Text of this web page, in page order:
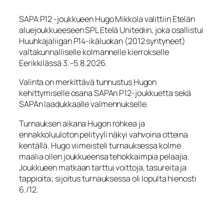
SAPA P12 ‑joukkueen Hugo Mikkola valittiin Etelän
aluejoukkueeseen SPL Etelä Unitediin, joka osallistui
Huuhkajaliigan P14-ikäluokan (2012 syntyneet)
valtakunnalliselle kolmannelle kierrokselle
Eerikkilässä 3.–5.8.2026.
Valinta on merkittävä tunnustus Hugon
kehittymiselle osana SAPAn P12-joukkuetta sekä
SAPAn laadukkaalle valmennukselle.
Turnauksen aikana Hugon rohkea ja
ennakkoluuloton pelityyli näkyi vahvoina otteina
kentällä. Hugo viimeisteli turnauksessa kolme
maalia ollen joukkueensa tehokkaimpia pelaajia.
Joukkueen matkaan tarttui voittoja, tasureita ja
tappioita; sijoitus turnauksessa oli lopulta hienosti
6./12.